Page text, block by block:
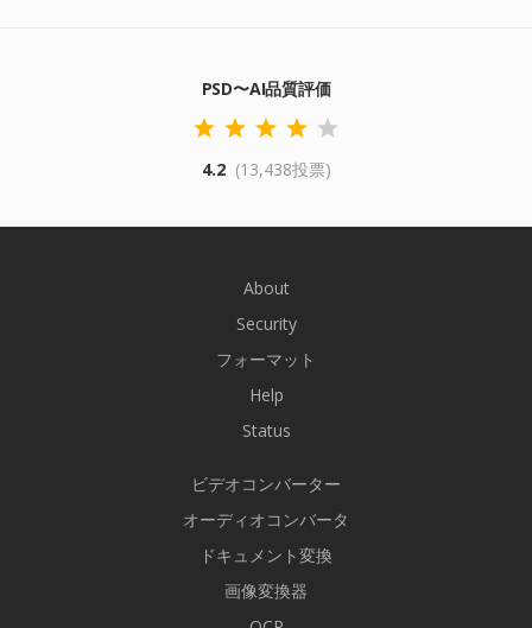
PSD〜AI品質評価
4.2 (13,438投票)
About
Security
フォーマット
Help
Status
ビデオコンバーター
オーディオコンバータ
ドキュメント変換
画像変換器